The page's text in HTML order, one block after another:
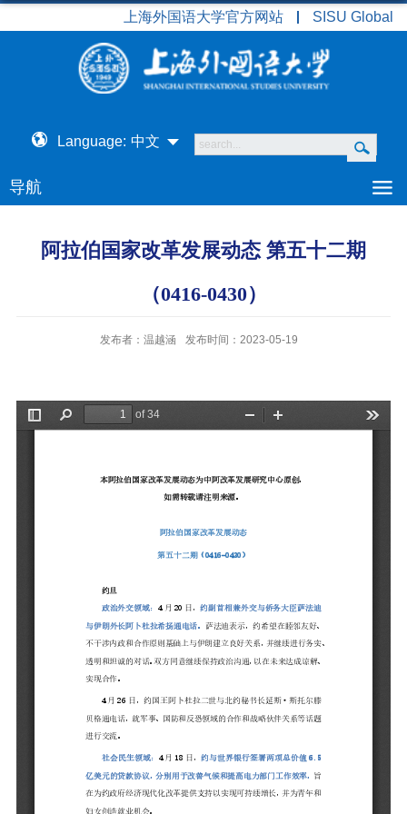
上海外国语大学官方网站 SISU Global
Language: 中文
导航
阿拉伯国家改革发展动态 第五十二期
（0416-0430）
发布者：温越涵 发布时间：2023-05-19